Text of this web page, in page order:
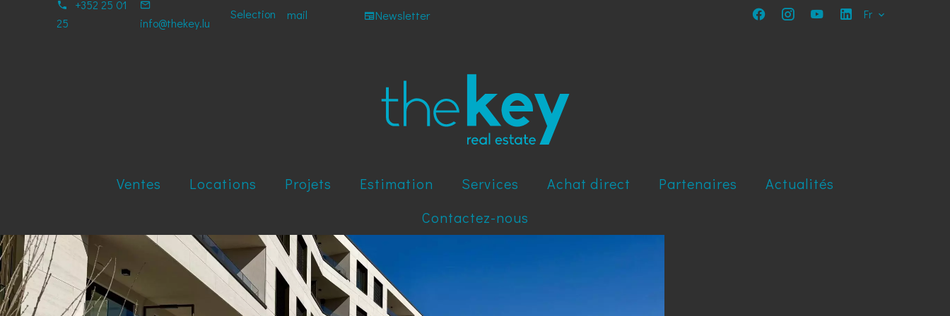
+352 25 01
25
info@thekey.lu
Selection mail Newsletter Fr
Ventes Locations Projets Estimation Services Achat direct Partenaires
Actualités
Contactez-nous